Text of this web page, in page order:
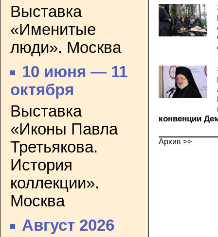
Выставка
«Именитые
люди». Москва
10 июня — 11
октября
Выставка
«Иконы Павла
Третьякова.
История
коллекции».
Москва
Август 2026
конвенции
Архив >>